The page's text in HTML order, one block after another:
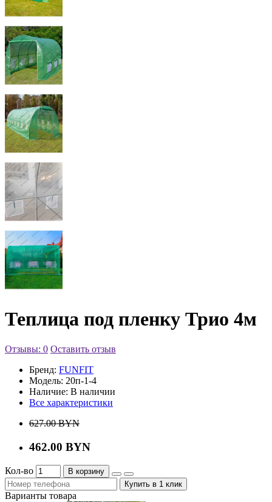
Теплица под пленку Трио 4м
Отзывы: 0 Оставить отзыв
Бренд: FUNFIT
Модель: 20п-1-4
Наличие: В наличии
Все характеристики
627.00 BYN
462.00 BYN
Кол-во
В корзину
Купить в 1 клик
Варианты товара